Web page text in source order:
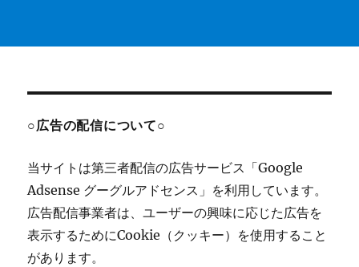
○広告の配信について○
当サイトは第三者配信の広告サービス「Google
Adsense グーグルアドセンス」を利用しています。
広告配信事業者は、ユーザーの興味に応じた広告を
表示するためにCookie（クッキー）を使用すること
があります。